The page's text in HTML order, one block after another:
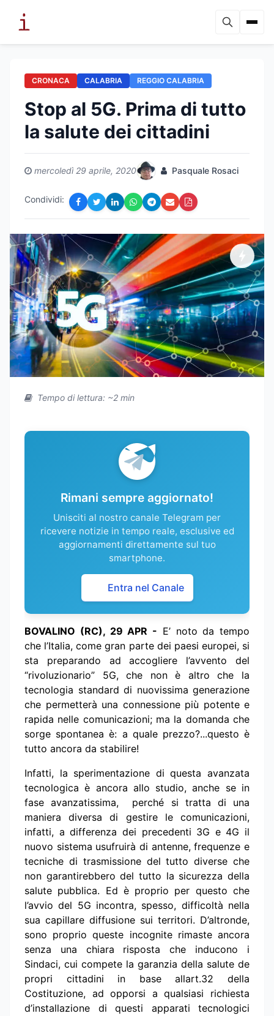
CRONACA CALABRIA REGGIO CALABRIA
Stop al 5G. Prima di tutto
la salute dei cittadini
mercoledì 29 aprile, 2020 Pasquale Rosaci
Condividi:
Tempo di lettura: ~2 min
Rimani sempre aggiornato!
Unisciti al nostro canale Telegram per
ricevere notizie in tempo reale, esclusive ed
aggiornamenti direttamente sul tuo
smartphone.
Entra nel Canale
BOVALINO (RC), 29 APR - E’ noto da tempo
che l’Italia, come gran parte dei paesi europei, si
sta preparando ad accogliere l’avvento del
“rivoluzionario” 5G, che non è altro che la
tecnologia standard di nuovissima generazione
che permetterà una connessione più potente e
rapida nelle comunicazioni; ma la domanda che
sorge spontanea è: a quale prezzo?...questo è
tutto ancora da stabilire!
Infatti, la sperimentazione di questa avanzata
tecnologica è ancora allo studio, anche se in
fase avanzatissima, perché si tratta di una
maniera diversa di gestire le comunicazioni,
infatti, a differenza dei precedenti 3G e 4G il
nuovo sistema usufruirà di antenne, frequenze e
tecniche di trasmissione del tutto diverse che
non garantirebbero del tutto la sicurezza della
salute pubblica. Ed è proprio per questo che
l’avvio del 5G incontra, spesso, difficoltà nella
sua capillare diffusione sui territori. D’altronde,
sono proprio queste incognite rimaste ancora
senza una chiara risposta che inducono i
Sindaci, cui compete la garanzia della salute de
propri cittadini in base allart.32 della
Costituzione, ad opporsi a qualsiasi richiesta
d’installazione di questi apparati tecnologici